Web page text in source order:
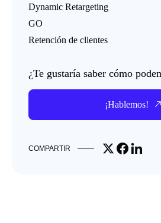
Dynamic Retargeting
GO
Retención de clientes
¿Te gustaría saber cómo
¡Hablemos!
COMPARTIR Share on X
Share on
Share